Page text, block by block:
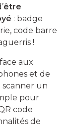
être
: badge
code barre
!
aux
et de
: scanner un
pour
code
de